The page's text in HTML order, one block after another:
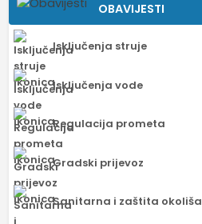
OBAVIJESTI
Isključenja struje
Isključenja vode
Regulacija prometa
Gradski prijevoz
Sanitarna i zaštita okoliša